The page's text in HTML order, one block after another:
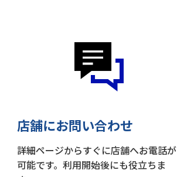
店舗にお問い合わせ
詳細ページからすぐに店舗へお電話が
可能です。利用開始後にも役立ちま